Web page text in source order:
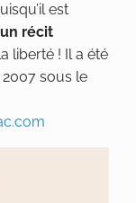
est
récit
liberté ! Il a été
sous le